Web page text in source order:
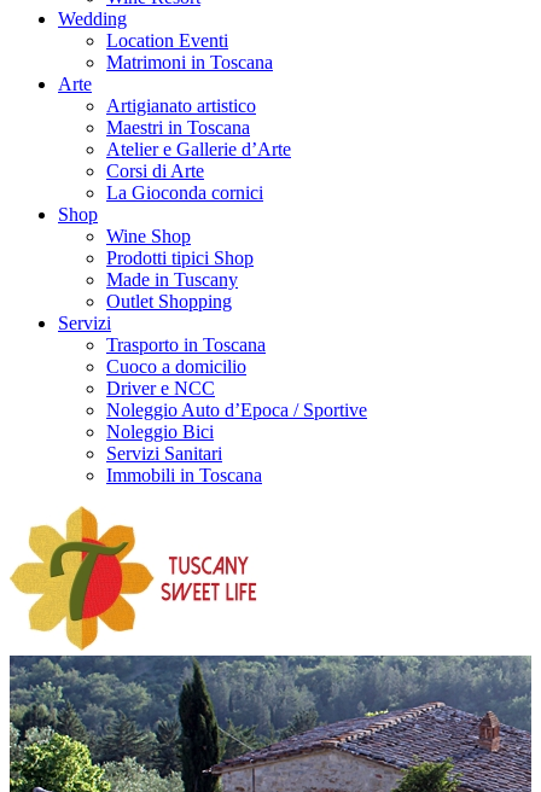
Wedding
Location Eventi
Matrimoni in Toscana
Arte
Artigianato artistico
Maestri in Toscana
Atelier e Gallerie d’Arte
Corsi di Arte
La Gioconda cornici
Shop
Wine Shop
Prodotti tipici Shop
Made in Tuscany
Outlet Shopping
Servizi
Trasporto in Toscana
Cuoco a domicilio
Driver e NCC
Noleggio Auto d’Epoca / Sportive
Noleggio Bici
Servizi Sanitari
Immobili in Toscana